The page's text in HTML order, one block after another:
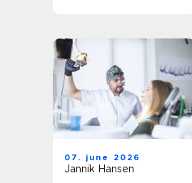
07. june 2026
Jannik Hansen